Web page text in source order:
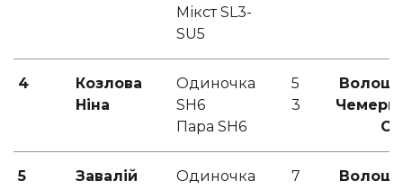
Мікст SL3-
SU5
4
Козлова
Ніна
Одиночка
SH6
Пара SH6
5
3
5
Завалій
Одиночка
7